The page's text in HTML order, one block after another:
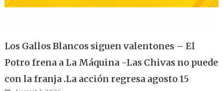
Los Gallos Blancos siguen valentones – El
Potro frena a La Máquina -Las Chivas no puede
con la franja .La acción regresa agosto 15